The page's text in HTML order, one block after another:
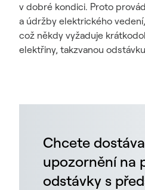
v dobré kondici. Proto
a údržby elektrického
což někdy vyžaduje
elektřiny, takzvanou
Chcete
upozornění na
odstávky s